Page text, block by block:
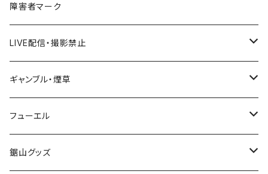
国道600～699号線
国道700～799号線
ROUTE600～699号線
ROUTE700～799号線
ROUTE 600～699号線
ROUTE 700～799号線
ROUTE 600～699号線
ROUTE 700～799号線
秋田県
Tシャツ
ステッカー
山形県
福島県
茨城県
栃木県
障害者マーク
LIVE配信・撮影禁止
LIVE配信禁止
撮影禁止
ギャンブル・煙草
ホテルキーホルダー
たばこ・禁煙ステッカー
フューエル
ステッカー
鋸山グッズ